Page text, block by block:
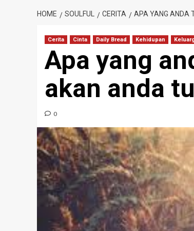
HOME SOULFUL CERITA APA YANG ANDA
Cerita Cinta Daily Bread Kehidupan
Apa yang
akan anda
0